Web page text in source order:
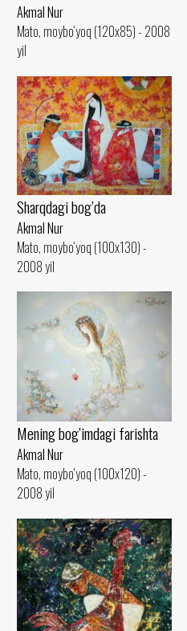
Akmal Nur
Mato, moybo‘yoq (120x85) - 2008
yil
Sharqdagi bog’da
Akmal Nur
Mato, moybo‘yoq (100x130) -
2008 yil
Mening bog’imdagi farishta
Akmal Nur
Mato, moybo‘yoq (100x120) -
2008 yil